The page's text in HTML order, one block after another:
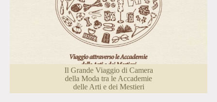
Il Grande Viaggio di Camera
della Moda tra le Accademie
delle Arti e dei Mestieri